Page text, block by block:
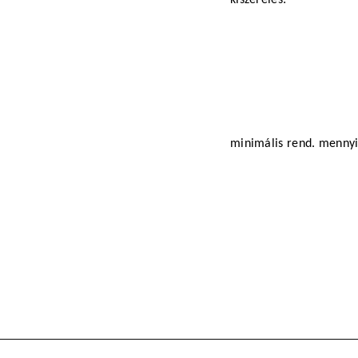
minimális rend.